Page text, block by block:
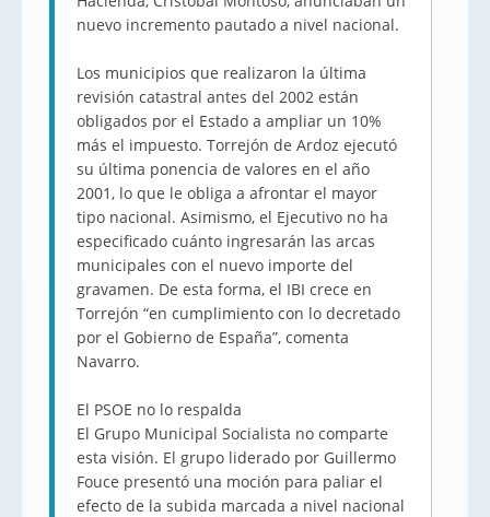
nuevo incremento pautado a nivel nacional.
Los municipios que realizaron la última
revisión catastral antes del 2002 están
obligados por el Estado a ampliar un 10%
más el impuesto. Torrejón de Ardoz ejecutó
su última ponencia de valores en el año
2001, lo que le obliga a afrontar el mayor
tipo nacional. Asimismo, el Ejecutivo no ha
especificado cuánto ingresarán las arcas
municipales con el nuevo importe del
gravamen. De esta forma, el IBI crece en
Torrejón “en cumplimiento con lo decretado
por el Gobierno de España”, comenta
Navarro.
El PSOE no lo respalda
El Grupo Municipal Socialista no comparte
esta visión. El grupo liderado por Guillermo
Fouce presentó una moción para paliar el
efecto de la subida marcada a nivel nacional